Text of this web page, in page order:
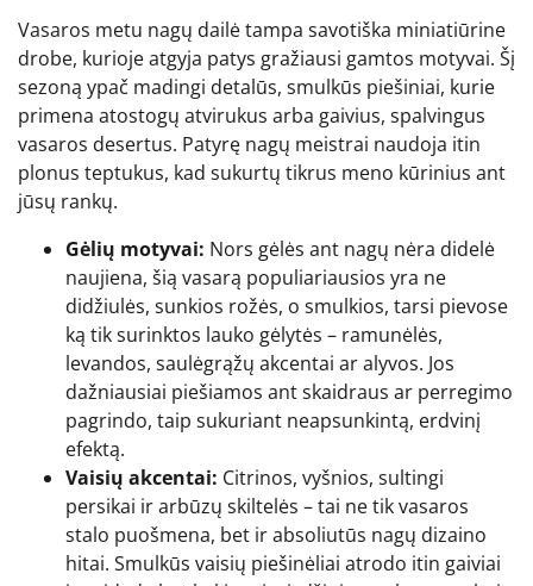
Vasaros metu nagų dailė tampa savotiška miniatiūrine
drobe, kurioje atgyja patys gražiausi gamtos motyvai. Šį
sezoną ypač madingi detalūs, smulkūs piešiniai, kurie
primena atostogų atvirukus arba gaivius, spalvingus
vasaros desertus. Patyrę nagų meistrai naudoja itin
plonus teptukus, kad sukurtų tikrus meno kūrinius ant
jūsų rankų.
Gėlių motyvai: Nors gėlės ant nagų nėra didelė
naujiena, šią vasarą populiariausios yra ne
didžiulės, sunkios rožės, o smulkios, tarsi pievose
ką tik surinktos lauko gėlytės – ramunėlės,
levandos, saulėgrąžų akcentai ar alyvos. Jos
dažniausiai piešiamos ant skaidraus ar perregimo
pagrindo, taip sukuriant neapsunkintą, erdvinį
efektą.
Vaisių akcentai: Citrinos, vyšnios, sultingi
persikai ir arbūzų skiltelės – tai ne tik vasaros
stalo puošmena, bet ir absoliutūs nagų dizaino
hitai. Smulkūs vaisių piešinėliai atrodo itin gaiviai